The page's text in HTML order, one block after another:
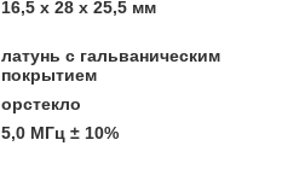
16,5 х 28 х 25,5 мм
латунь с гальваническим
покрытием
орстекло
5,0 МГц ± 10%